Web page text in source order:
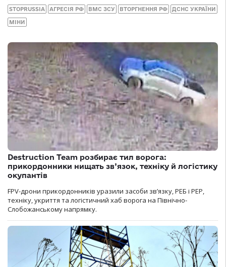
STOPRUSSIA АГРЕСІЯ РФ ВМС ЗСУ ВТОРГНЕННЯ РФ ДСНС УКРАЇНИ
МІНИ
Destruction Team розбирає тил ворога:
прикордонники нищать зв’язок, техніку й логістику
окупантів
FPV-дрони прикордонників уразили засоби зв’язку, РЕБ і РЕР,
техніку, укриття та логістичний хаб ворога на Північно-
Слобожанському напрямку.